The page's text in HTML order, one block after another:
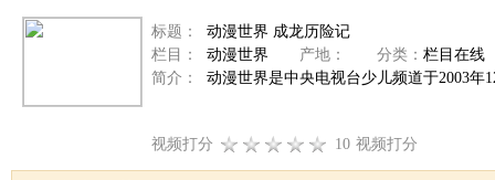
标题：
动漫世界 成龙历险记
栏目：
动漫世界 产地： 分类： 栏目在线
简介：
动漫世界是中央电视台少儿频道于2003年
视频打分 10 视频打分